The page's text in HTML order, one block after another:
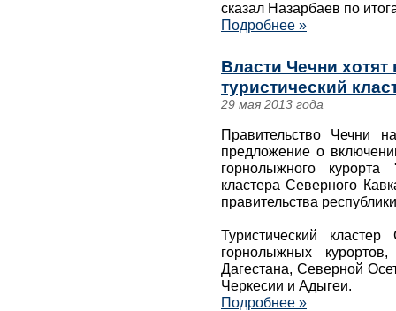
сказал Назарбаев по
Подробнее »
Власти Чечни
туристический
29 мая 2013 года
Правительство Чечни
предложение о
горнолыжного курорта
кластера Северного
правительства
Туристический
горнолыжных
Дагестана, Северной
Черкесии и Адыгеи.
Подробнее »